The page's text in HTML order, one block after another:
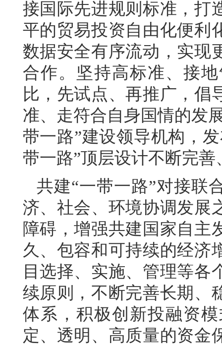
接国际先进规则标准，打
平的贸易投资自由化便利
数据安全有序流动，实现
合作。坚持高标准、接
比，先试点、再推广，倡
准、走符合自身国情的发
带一路”建设领导机构，
带一路”顶层设计不断完
共建“一带一路”对接联
济、社会、环境协调发展
障碍，增强共建国家自主
久、包容和可持续的经济
目选择、实施、管理等各
续原则，不断完善长期、
体系，积极创新投融资
定、透明、高质量的资金